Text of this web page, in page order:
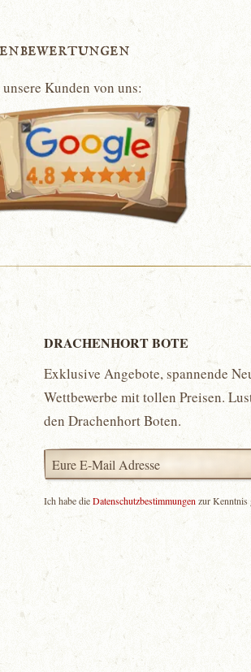
Kunden von uns:
DRACHENHORT BOTE
Exklusive Angebote, spannende
Wettbewerbe mit tollen Preisen.
den Drachenhort Boten.
Ich habe dieDatenschutzbestimmungen zur Kenntnis